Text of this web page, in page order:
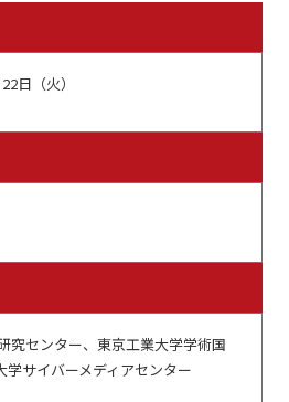
日（火）
究センター、東京工業大学学術国
サイバーメディアセンター